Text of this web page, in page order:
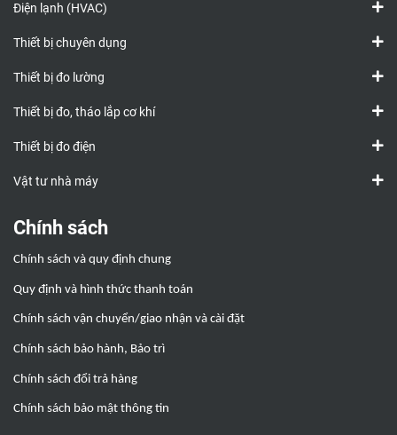
Điện lạnh (HVAC)
Thiết bị chuyên dụng
Thiết bị đo lường
Thiết bị đo, tháo lắp cơ khí
Thiết bị đo điện
Vật tư nhà máy
Chính sách
Chính sách và quy định chung
Quy định và hình thức thanh toán
Chính sách vận chuyển/giao nhận và cài đặt
Chính sách bảo hành, Bảo trì
Chính sách đổi trả hàng
Chính sách bảo mật thông tin